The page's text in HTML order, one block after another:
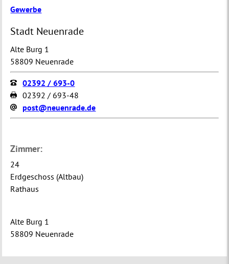
Gewerbe
Stadt Neuenrade
Alte Burg 1
58809 Neuenrade
02392 / 693-0
02392 / 693-48
post@neuenrade.de
Zimmer:
24
Erdgeschoss (Altbau)
Rathaus
Alte Burg 1
58809 Neuenrade